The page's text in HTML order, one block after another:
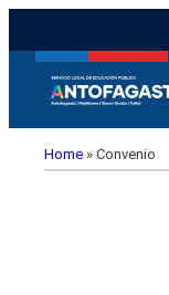
Home » Convenio